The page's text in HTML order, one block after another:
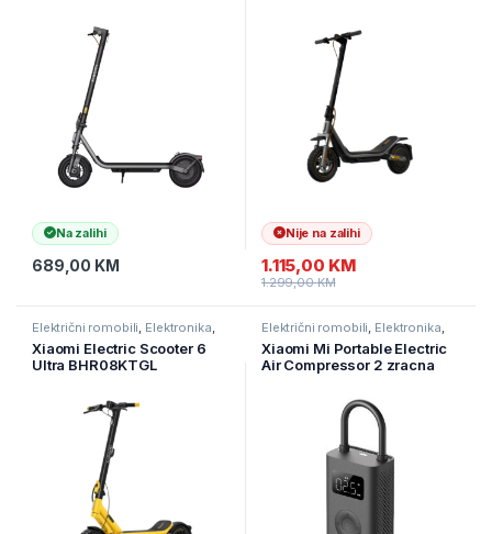
Na zalihi
689,00 KM
Nije na zalihi
1.115,00 KM
1.299,00KM
Električni romobili Elektronika
Xiaomi Electric Scooter 6
Ultra BHR08KTGL
Električni romobili Elektronika
Xiaomi Mi Portable Electric
Air Compressor 2 zracna